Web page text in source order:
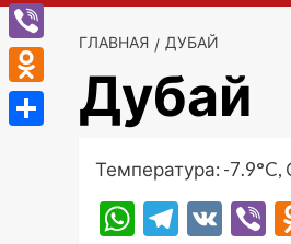
ГЛАВНАЯ ДУБАЙ
Дубай
Температура: -
VK
VK
Viber
Odnoklassniki